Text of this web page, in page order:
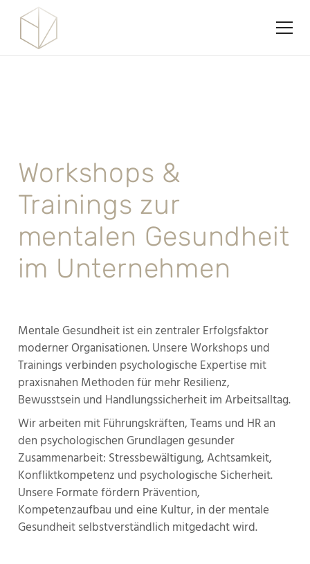
Workshops &
Trainings zur
mentalen Gesundheit
im Unternehmen
Mentale Gesundheit ist ein zentraler Erfolgsfaktor
moderner Organisationen. Unsere Workshops und
Trainings verbinden psychologische Expertise mit
praxisnahen Methoden für mehr Resilienz,
Bewusstsein und Handlungssicherheit im Arbeitsalltag.
Wir arbeiten mit Führungskräften, Teams und HR an
den psychologischen Grundlagen gesunder
Zusammenarbeit: Stressbewältigung, Achtsamkeit,
Konfliktkompetenz und psychologische Sicherheit.
Unsere Formate fördern Prävention,
Kompetenzaufbau und eine Kultur, in der mentale
Gesundheit selbstverständlich mitgedacht wird.